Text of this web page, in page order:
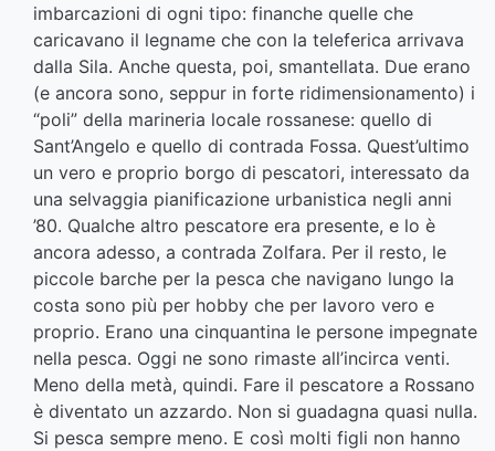
imbarcazioni di ogni tipo: finanche quelle che
caricavano il legname che con la teleferica arrivava
dalla Sila. Anche questa, poi, smantellata. Due erano
(e ancora sono, seppur in forte ridimensionamento) i
“poli” della marineria locale rossanese: quello di
Sant’Angelo e quello di contrada Fossa. Quest’ultimo
un vero e proprio borgo di pescatori, interessato da
una selvaggia pianificazione urbanistica negli anni
’80. Qualche altro pescatore era presente, e lo è
ancora adesso, a contrada Zolfara. Per il resto, le
piccole barche per la pesca che navigano lungo la
costa sono più per hobby che per lavoro vero e
proprio. Erano una cinquantina le persone impegnate
nella pesca. Oggi ne sono rimaste all’incirca venti.
Meno della metà, quindi. Fare il pescatore a Rossano
è diventato un azzardo. Non si guadagna quasi nulla.
Si pesca sempre meno. E così molti figli non hanno